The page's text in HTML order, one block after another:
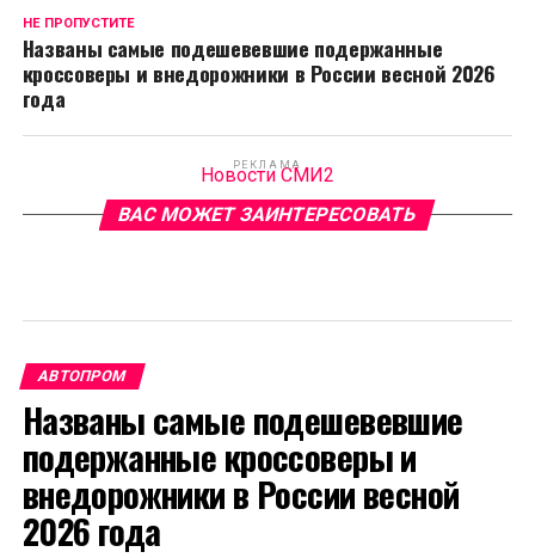
НЕ ПРОПУСТИТЕ
Названы самые подешевевшие подержанные
кроссоверы и внедорожники в России весной 2026
года
РЕКЛАМА
Новости СМИ2
ВАС МОЖЕТ ЗАИНТЕРЕСОВАТЬ
АВТОПРОМ
Названы самые подешевевшие
подержанные кроссоверы и
внедорожники в России весной
2026 года